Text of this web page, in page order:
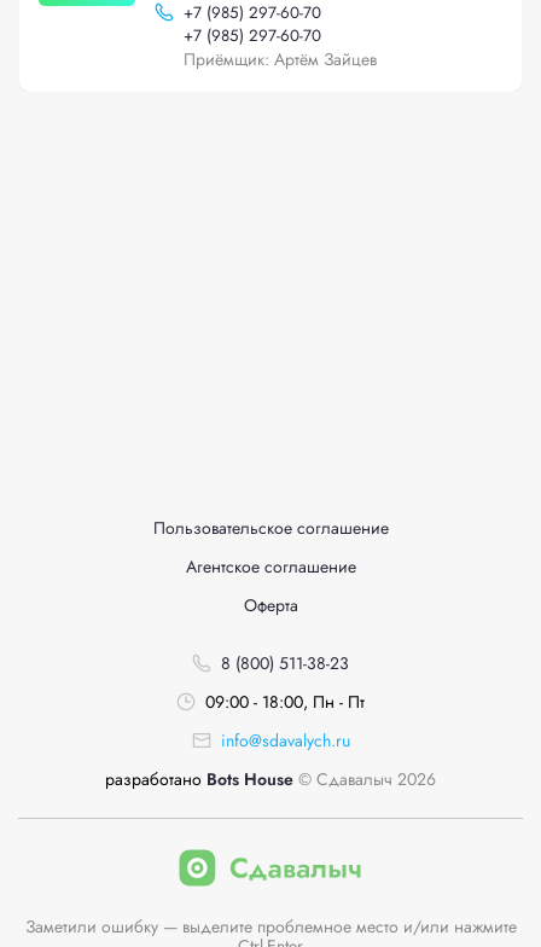
+7 (985) 297-60-70
+7 (985) 297-60-70
Приёмщик: Артём Зайцев
Пользовательское соглашение
Агентское соглашение
Оферта
8 (800) 511-38-23
09:00 - 18:00, Пн - Пт
info@sdavalych.ru
разработано Bots House © Сдавалыч 2026
Заметили ошибку — выделите проблемное место и/или нажмите